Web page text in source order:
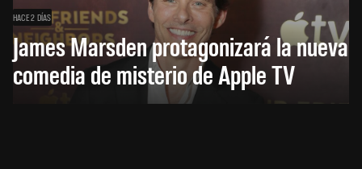
HACE 2 DÍAS
James Marsden protagonizará la nueva
comedia de misterio de Apple TV